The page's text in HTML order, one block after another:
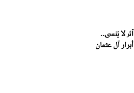
أثر لا يُنسى..
أبرار آل عثمان